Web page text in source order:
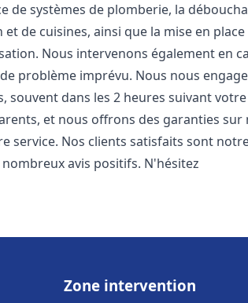
de systèmes de plomberie, la
et de cuisines, ainsi que la mise en
Nous intervenons également en
problème imprévu. Nous nous
souvent dans les 2 heures suivant
et nous offrons des garanties
service. Nos clients satisfaits sont
nombreux avis positifs. N'hésitez
Zone intervention